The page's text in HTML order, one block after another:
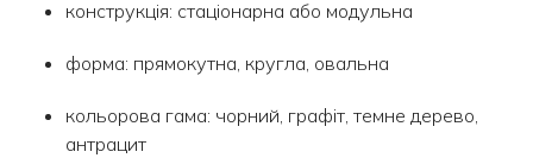
конструкція: стаціонарна або модульна
форма: прямокутна, кругла, овальна
кольорова гама: чорний, графіт, темне дерево,
антрацит